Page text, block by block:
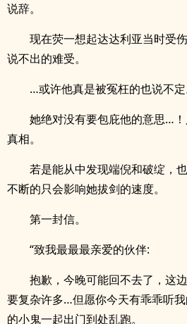
说辞。
现在荧一想起达达利亚当时受
说不出的难受。
…或许他真是被冤枉的也说不定
她绝对没有要包庇他的意思…
真相。
若是能从中发现端倪和破绽，
不断的只会影响她拔剑的速度。
第一封信。
“致我最最最亲爱的伙伴:
抱歉，今晚可能回不去了，这
要复杂许多…但愿你今天有乖乖听
的小鬼一起出门到处乱跑。